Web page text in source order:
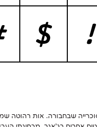
!
$